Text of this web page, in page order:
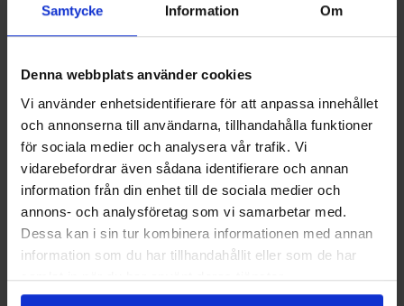
Samtycke Information Om
Denna webbplats använder cookies
Vi använder enhetsidentifierare för att anpassa innehållet
och annonserna till användarna, tillhandahålla funktioner
för sociala medier och analysera vår trafik. Vi
vidarebefordrar även sådana identifierare och annan
information från din enhet till de sociala medier och
annons- och analysföretag som vi samarbetar med.
Dessa kan i sin tur kombinera informationen med annan
information som du har tillhandahållit eller som de har
samlat in när du har använt deras tjänster.
Frågor?
Har du funderingar eller vill veta mer om denna
produkt? Ring oss!
031-301 18 18